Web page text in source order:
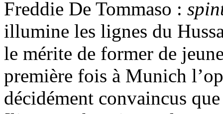
Freddie De Tommaso :
illumine les lignes du
le mérite de former de
première fois à Munich
décidément convaincus